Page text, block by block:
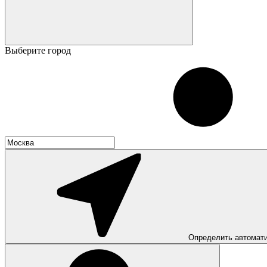
Выберите город
Определить